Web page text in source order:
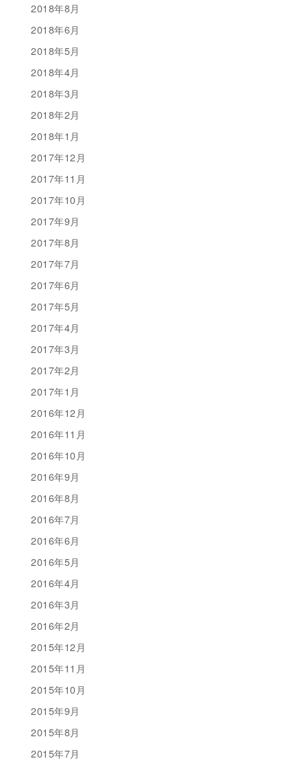
2018年8月
2018年6月
2018年5月
2018年4月
2018年3月
2018年2月
2018年1月
2017年12月
2017年11月
2017年10月
2017年9月
2017年8月
2017年7月
2017年6月
2017年5月
2017年4月
2017年3月
2017年2月
2017年1月
2016年12月
2016年11月
2016年10月
2016年9月
2016年8月
2016年7月
2016年6月
2016年5月
2016年4月
2016年3月
2016年2月
2015年12月
2015年11月
2015年10月
2015年9月
2015年8月
2015年7月